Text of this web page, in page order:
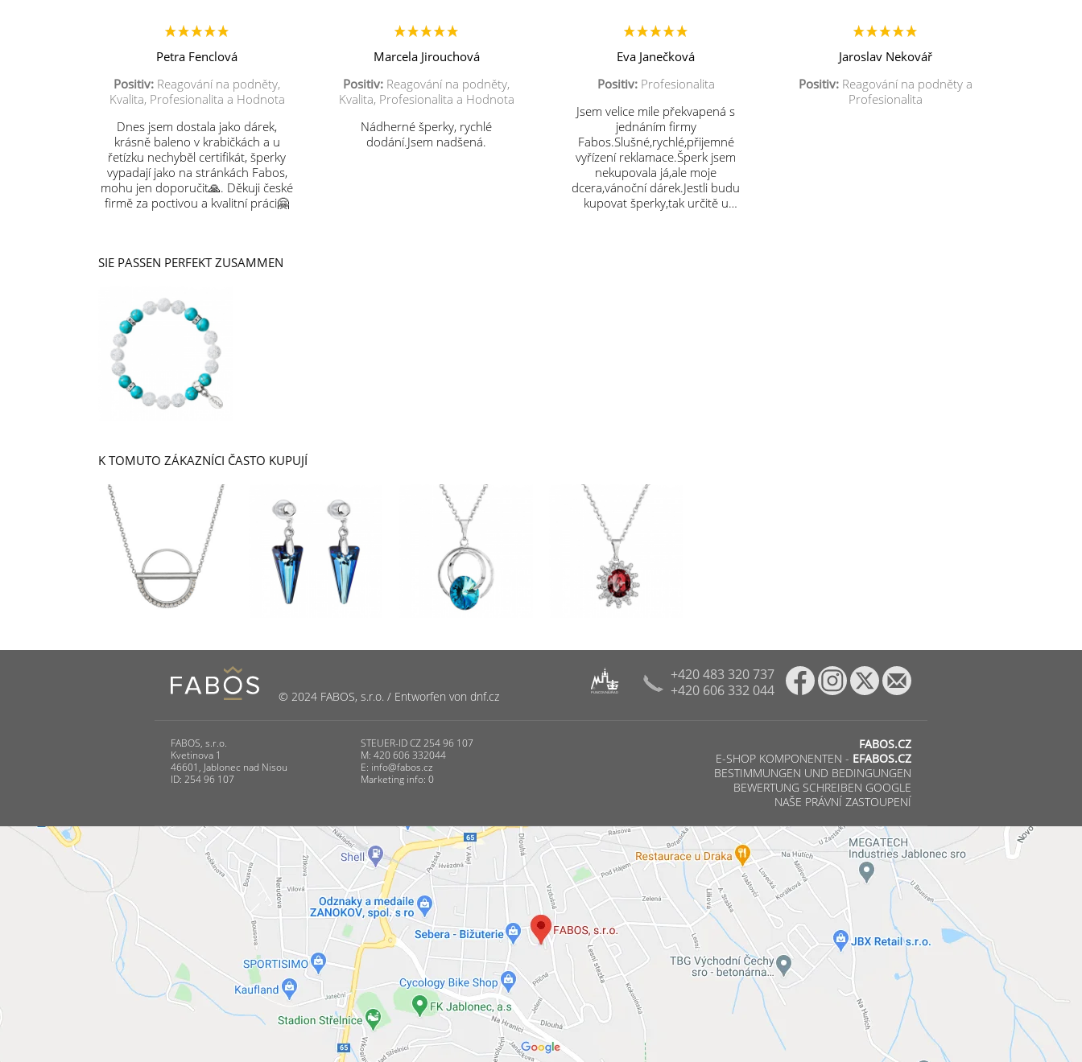
Petra Fenclová
Positiv: Reagování na podněty,
Kvalita, Profesionalita a Hodnota
Dnes jsem dostala jako dárek,
krásně baleno v krabičkách a u
řetízku nechyběl certifikát, šperky
vypadají jako na stránkách Fabos,
mohu jen doporučit🙏. Děkuji české
firmě za poctivou a kvalitní práci🤗
Marcela Jirouchová
Positiv: Reagování na podněty,
Kvalita, Profesionalita a Hodnota
Nádherné šperky, rychlé
dodání.Jsem nadšená.
Eva Janečková
Positiv:Profesionalita
Jsem velice mile překvapená s
jednáním firmy
Fabos.Slušné,rychlé,přijemné
vyřízení reklamace.Šperk jsem
nekupovala já,ale moje
dcera,vánoční dárek.Jestli budu
kupovat šperky,tak určitě u
Jaroslav Nekovář
Positiv:Reagování na podněty a
Profesionalita
SIE PASSEN PERFEKT ZUSAMMEN
K TOMUTO ZÁKAZNÍCI ČASTO KUPUJÍ
© 2024 FABOS, s.r.o. / Entworfen von dnf.cz PUNCOVNÍ ÚŘAD
+420 483 320 737
+420 606 332 044
FABOS, s.r.o.
Kvetinova 1
46601, Jablonec nad Nisou
ID: 254 96 107
STEUER-ID CZ 254 96 107
M: 420 606 332044
E: info@fabos.cz
Marketing info: 0
FABOS.CZ
E-SHOP KOMPONENTEN - EFABOS.CZ
BESTIMMUNGEN UND BEDINGUNGEN
BEWERTUNG SCHREIBEN GOOGLE
NAŠE PRÁVNÍ ZASTOUPENÍ